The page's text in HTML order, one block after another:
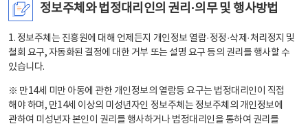
정보주체와 법정대리인의 권리·의무 및 행사방법
1. 정보주체는 진흥원에 대해 언제든지 개인정보 열람·정정·삭제·처리정지 및
철회 요구, 자동화된 결정에 대한 거부 또는 설명 요구 등의 권리를 행사할 수
있습니다.
※ 만14세 미만 아동에 관한 개인정보의 열람등 요구는 법정대리인이 직접
해야 하며, 만14세 이상의 미성년자인 정보주체는 정보주체의 개인정보에
관하여 미성년자 본인이 권리를 행사하거나 법정대리인을 통하여 권리를